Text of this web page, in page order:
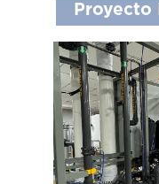
Proyecto